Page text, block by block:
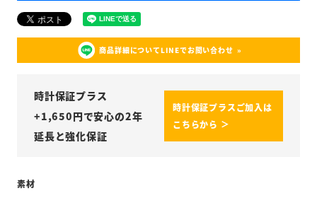
商品詳細についてLINEでお問い合わせ
時計保証プラス
+1,650円で安心の2年
延長と強化保証
時計保証プラスご加入は
こちらから ＞